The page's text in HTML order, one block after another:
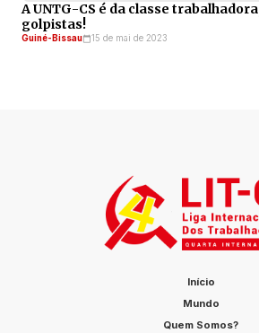
A UNTG-CS é da classe
golpistas!
Guiné-Bissau 15 de mai de 2023
Início
Mundo
Quem Somos?